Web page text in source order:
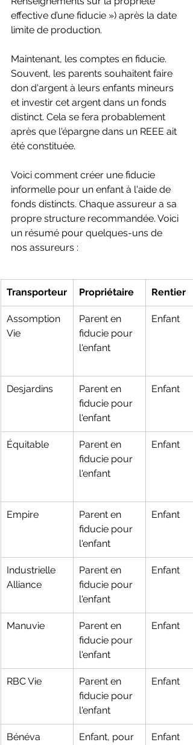
effective d’une fiducie ») après la date
limite de production.
Maintenant, les comptes en fiducie.
Souvent, les parents souhaitent faire
don d'argent à leurs enfants mineurs
et investir cet argent dans un fonds
distinct. Cela se fera probablement
après que l'épargne dans un REEE ait
été constituée.
Voici comment créer une fiducie
informelle pour un enfant à l'aide de
fonds distincts. Chaque assureur a sa
propre structure recommandée. Voici
un résumé pour quelques-uns de
nos assureurs :
Transporteur Propriétaire Rentier
Assomption
Vie
Parent en
fiducie pour
l'enfant
Enfant
Desjardins
Parent en
fiducie pour
l'enfant
Enfant
Équitable
Parent en
fiducie pour
l'enfant
Enfant
Empire
Parent en
fiducie pour
l'enfant
Enfant
Industrielle
Alliance
Parent en
fiducie pour
l'enfant
Enfant
Manuvie
Parent en
fiducie pour
l'enfant
Enfant
RBC Vie
Parent en
fiducie pour
l'enfant
Enfant
Bénéva Enfant, pour Enfant